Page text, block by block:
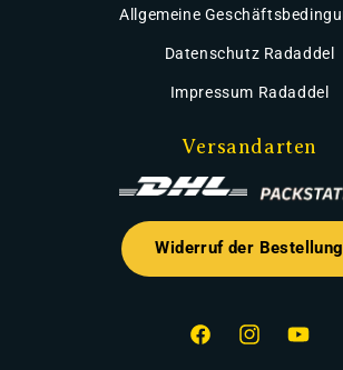
Allgemeine
Datenschutz Radaddel
Impressum Radaddel
Versandarten
Widerruf der Bestellung
FacebookInstagramYouTube